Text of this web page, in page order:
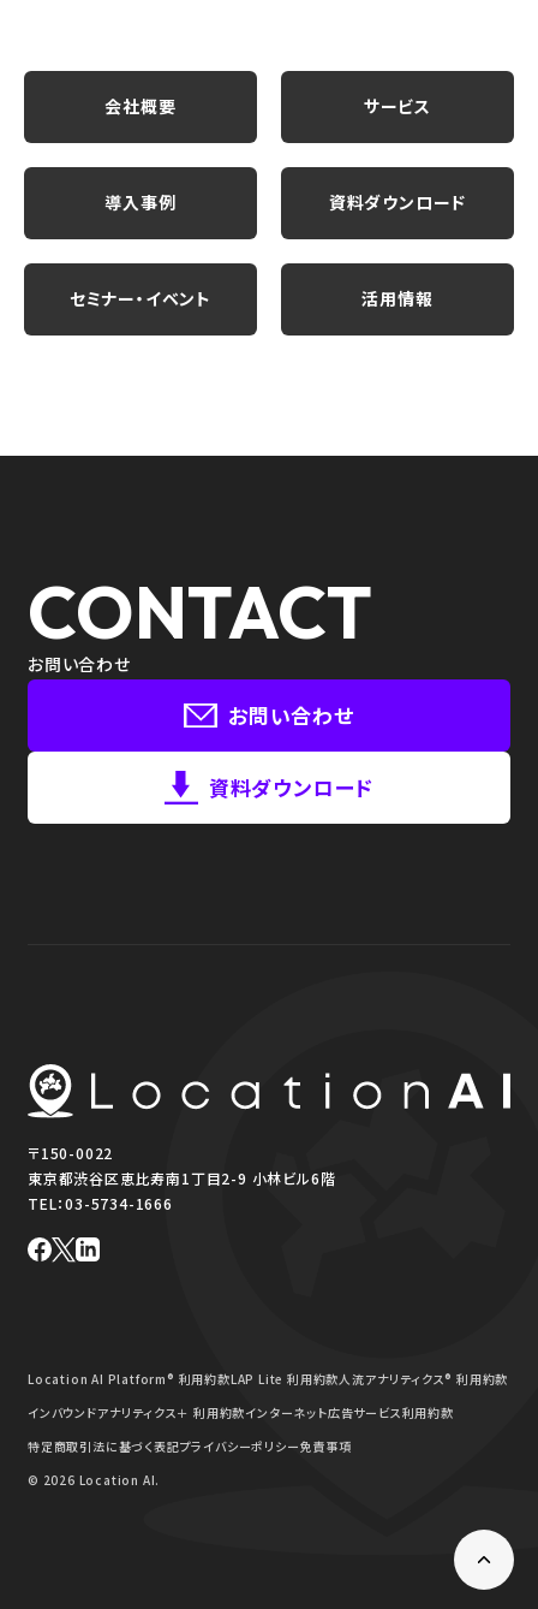
会社概要 サービス
導入事例 資料ダウンロード
セミナー・イベント 活用情報
CONTACT
お問い合わせ
お問い合わせ
資料ダウンロード
〒150-0022
東京都渋谷区恵比寿南1丁目2-9 小林ビル6階
TEL：03-5734-1666
Location AI Platform® 利用約款LAP Lite 利用約款人流アナリティクス® 利用約款
インバウンドアナリティクス＋ 利用約款インターネット広告サービス利用約款
特定商取引法に基づく表記プライバシーポリシー免責事項
© 2026 Location AI.